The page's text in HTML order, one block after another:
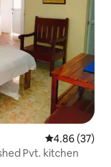
Calificación
4.86 (37)
Pvt. kitchen